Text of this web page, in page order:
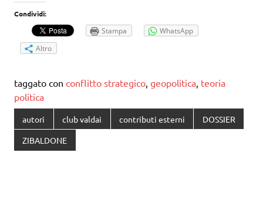
Condividi:
Stampa
WhatsApp
Altro
taggato con conflitto strategico geopolitica teoria
politica
autori club valdai contributi esterni DOSSIER
ZIBALDONE